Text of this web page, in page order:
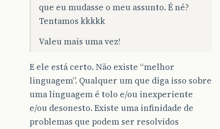
que eu mudasse o meu assunto. É né?
Tentamos kkkkk
Valeu mais uma vez!
E ele está certo. Não existe “melhor
linguagem”. Qualquer um que diga isso sobre
uma linguagem é tolo e/ou inexperiente
e/ou desonesto. Existe uma infinidade de
problemas que podem ser resolvidos